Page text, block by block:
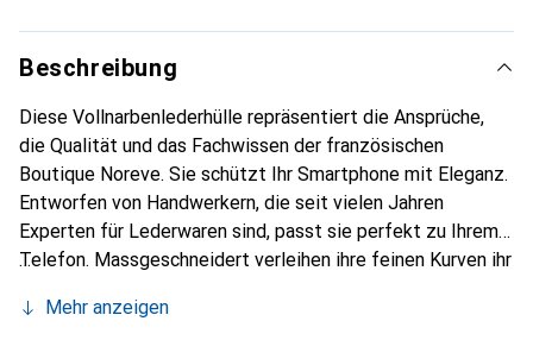
Beschreibung
Diese Vollnarbenlederhülle repräsentiert die Ansprüche,
die Qualität und das Fachwissen der französischen
Boutique Noreve. Sie schützt Ihr Smartphone mit Eleganz.
Entworfen von Handwerkern, die seit vielen Jahren
Experten für Lederwaren sind, passt sie perfekt zu Ihrem
Telefon. Massgeschneidert verleihen ihre feinen Kurven ihr
unverzichtbaren Accessoire Ihres Smartphones.
Mehr anzeigen